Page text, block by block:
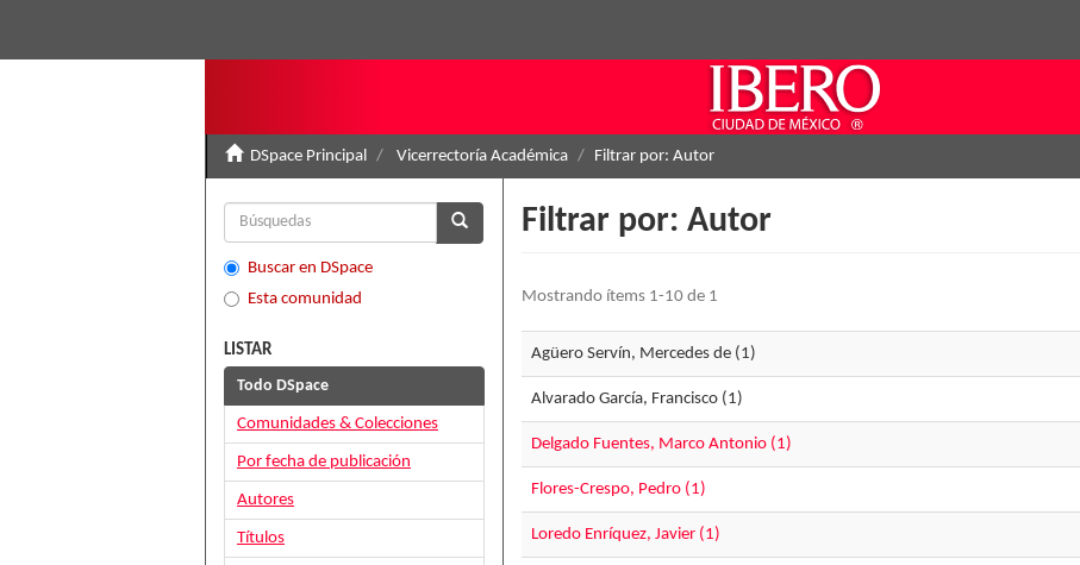
DSpace Principal Vicerrectoría Académica Filtrar por: Autor
Filtrar por: Autor
Mostrando ítems 1-10 de 1
Agüero Servín, Mercedes de (1)
Alvarado García, Francisco (1)
Delgado Fuentes, Marco Antonio (1)
Flores-Crespo, Pedro (1)
Loredo Enríquez, Javier (1)
Buscar en DSpace
Esta comunidad
LISTAR
Todo DSpace
Comunidades & Colecciones
Por fecha de publicación
Autores
Títulos